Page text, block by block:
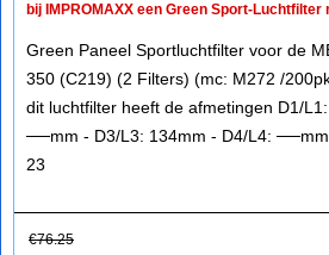
bij IMPROMAXX een Green Sport-Luchtfilter
Green Paneel Sportluchtfilter voor de
350 (C219) (2 Filters) (mc: M272 /
dit luchtfilter heeft de afmetingen D1/
──mm - D3/L3: 134mm - D4/L4:
23
€76.25